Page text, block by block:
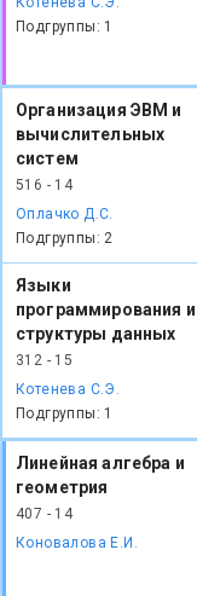
Подгруппы: 1
Организация ЭВМ и
вычислительных
систем
516 - 14
Оплачко Д.С.
Подгруппы: 2
Языки
программирования и
структуры данных
312 - 15
Котенева С.Э.
Подгруппы: 1
Линейная алгебра и
геометрия
407 - 14
Коновалова Е.И.